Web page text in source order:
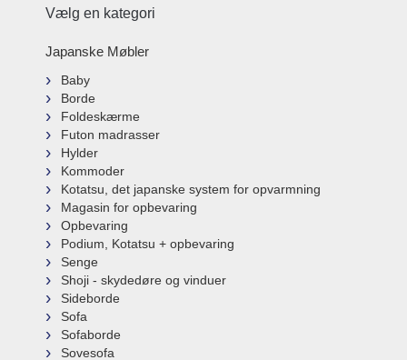
Vælg en kategori
Japanske Møbler
Baby
Borde
Foldeskærme
Futon madrasser
Hylder
Kommoder
Kotatsu, det japanske system for opvarmning
Magasin for opbevaring
Opbevaring
Podium, Kotatsu + opbevaring
Senge
Shoji - skydedøre og vinduer
Sideborde
Sofa
Sofaborde
Sovesofa